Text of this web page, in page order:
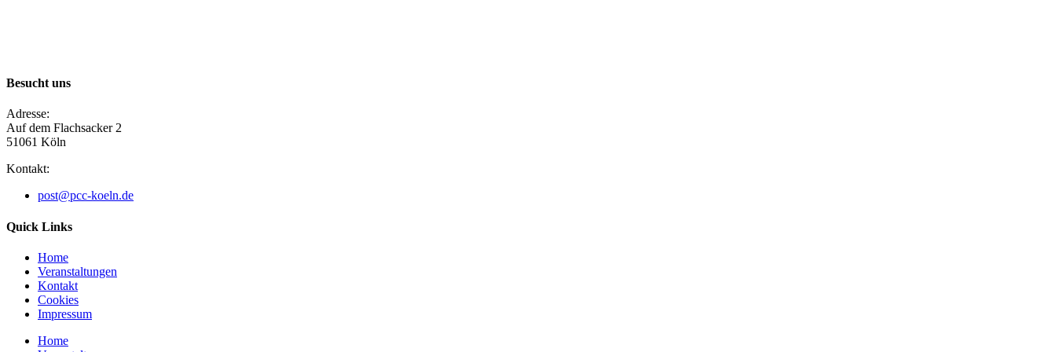
Besucht uns
Adresse:
Auf dem Flachsacker 2
51061 Köln​
Kontakt:
post@pcc-koeln.de
Quick Links
Home
Veranstaltungen
Kontakt
Cookies
Impressum
Home